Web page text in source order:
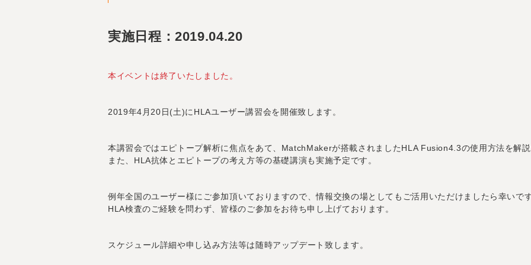
実施日程：2019.04.20
本イベントは終了いたしました。
2019年4月20日(土)にHLAユーザー講習会を開催致します。
本講習会ではエピトープ解析に焦点をあて、MatchMakerが搭載されましたHLA Fusion4.3の使用方法を解説
また、HLA抗体とエピトープの考え方等の基礎講演も実施予定です。
例年全国のユーザー様にご参加頂いておりますので、情報交換の場としてもご活用いただけましたら幸いです
HLA検査のご経験を問わず、皆様のご参加をお待ち申し上げております。
スケジュール詳細や申し込み方法等は随時アップデート致します。